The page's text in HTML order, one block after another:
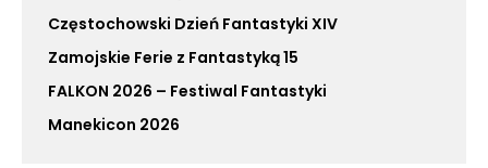
Częstochowski Dzień Fantastyki XIV
Zamojskie Ferie z Fantastyką 15
FALKON 2026 – Festiwal Fantastyki
Manekicon 2026